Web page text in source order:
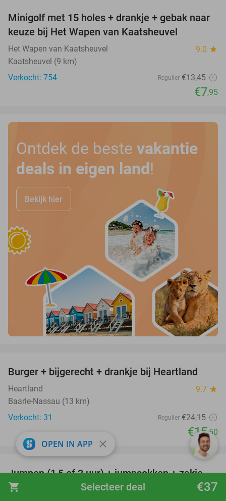
shopping_cart €37
Selecteer deal
41%
Minigolf met 15 holes + drankje + gebak naar
keuze bij Het Wapen van Kaatsheuvel
Het Wapen van Kaatsheuvel 9.0 star
Kaatsheuvel (9 km)
Verkocht: 754
Regulier €13,45
€7,95
Ontdek de beste vakantie
deals in eigen land!
Bekijk hier
36%
Burger + bijgerecht + drankje bij Heartland
Heartland 9.7 star
Baarle-Nassau (13 km)
Verkocht: 31
Regulier €24,15
€15,50
48%
favorite_border
Jumpen (1,5 of 2 uur) + jumpsokken + zakje
chips + evt. slush
OPEN IN APP close